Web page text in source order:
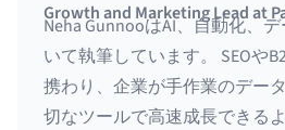
Growth and Marketing Lead at
Neha GunnooはAI、自動化、
いて執筆しています。 SEOや
携わり、企業が手作業のデー
切なツールで高速成長できる